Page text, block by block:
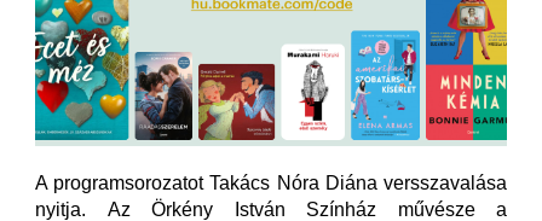
A programsorozatot Takács Nóra Diána versszavalása
nyitja. Az Örkény István Színház művésze a